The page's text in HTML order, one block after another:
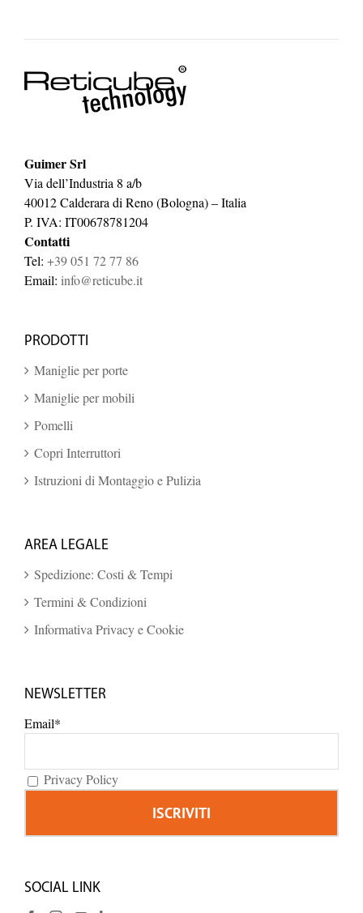
Guimer Srl
Via dell’Industria 8 a/b
40012 Calderara di Reno (Bologna) – Italia
P. IVA: IT00678781204
Contatti
Tel: +39 051 72 77 86
Email: info@reticube.it
PRODOTTI
Maniglie per porte
Maniglie per mobili
Pomelli
Copri Interruttori
Istruzioni di Montaggio e Pulizia
AREA LEGALE
Spedizione: Costi & Tempi
Termini & Condizioni
Informativa Privacy e Cookie
NEWSLETTER
Email*
Privacy Policy
SOCIAL LINK